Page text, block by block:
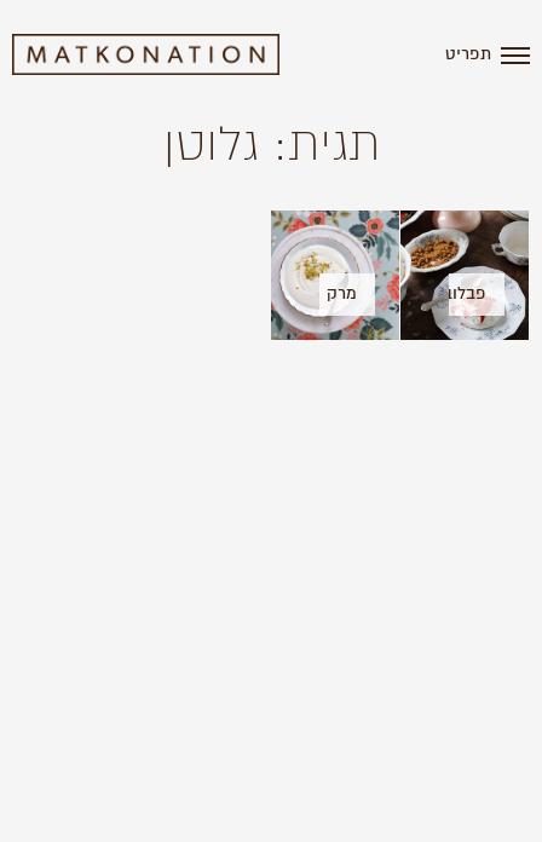
תפריט
תגית: גלוטן
פבלובות
DIY
מרק
שוקולד